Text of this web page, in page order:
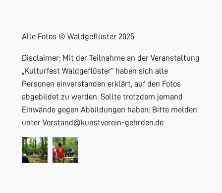
Alle Fotos ©️ Waldgeflüster 2025
Disclaimer: Mit der Teilnahme an der Veranstaltung
„Kulturfest Waldgeflüster“ haben sich alle
Personen einverstanden erklärt, auf den Fotos
abgebildet zu werden. Sollte trotzdem jemand
Einwände gegen Abbildungen haben: Bitte melden
unter Vorstand@kunstverein-gehrden.de